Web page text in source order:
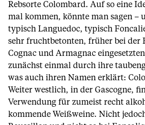
Rebsorte Colombard. Auf so eine
mal kommen, könnte man sagen –
typisch Languedoc, typisch
sehr fruchtbetonten, früher bei der
Cognac und Armagnac
zunächst einmal durch ihre
was auch ihren Namen erklärt:
Weiter westlich, in der Gascogne,
Verwendung für zumeist recht
kommende Weißweine. Nicht